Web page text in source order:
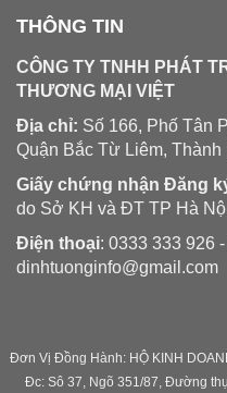
THÔNG TIN
CÔNG TY TNHH PHÁT
THƯƠNG MẠI VIỆT
Địa chỉ: Số 166, Phố Tân
Quận Bắc Từ Liêm, Thành
Giấy chứng nhận Đăng
do Sở KH và ĐT TP Hà
Điện thoại: 0333 333 926
dinhtuonginfo@gmail.com
Đơn Vị Đồng Hành: HỘ KINH
Đc: Sô 37, Ngõ 351/87, Đường